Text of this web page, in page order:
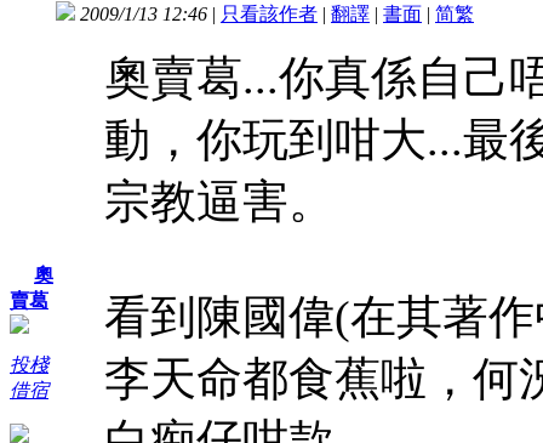
奧
賣葛
投棧
借宿
2009/1/13 12:46 | 只看該作者 | 翻譯 | 書面 | 简繁
奧賣葛...你真係自己
動，你玩到咁大...最
宗教逼害。
看到陳國偉(在其著
李天命都食蕉啦，何